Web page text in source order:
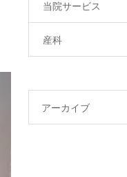
当院サービス
産科
アーカイブ